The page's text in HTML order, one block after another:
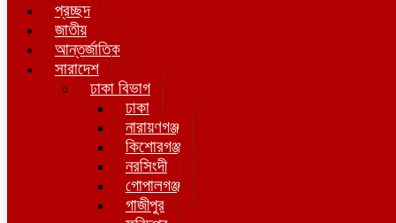
প্রচ্ছদ
জাতীয়
আন্তর্জাতিক
সারাদেশ
ঢাকা বিভাগ
ঢাকা
নারায়ণগঞ্জ
কিশোরগঞ্জ
নরসিংদী
গোপালগঞ্জ
গাজীপুর